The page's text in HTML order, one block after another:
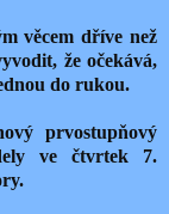
věcem dříve než
že očekává,
do rukou.
prvostupňový
ve čtvrtek 7.